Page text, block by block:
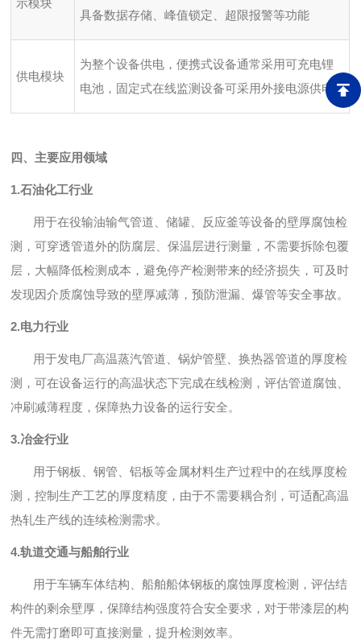
示模块
具备数据存储、峰值锁定、超限报警等功能
供电模块
为整个设备供电，便携式设备通常采用可充电锂
电池，固定式在线监测设备可采用外接电源供电
四、主要应用领域
1.石油化工行业
用于在役输油输气管道、储罐、反应釜等设备的壁厚腐蚀检
测，可穿透管道外的防腐层、保温层进行测量，不需要拆除包覆
层，大幅降低检测成本，避免停产检测带来的经济损失，可及时
发现因介质腐蚀导致的壁厚减薄，预防泄漏、爆管等安全事故。
2.电力行业
用于发电厂高温蒸汽管道、锅炉管壁、换热器管道的厚度检
测，可在设备运行的高温状态下完成在线检测，评估管道腐蚀、
冲刷减薄程度，保障热力设备的运行安全。
3.冶金行业
用于钢板、钢管、铝板等金属材料生产过程中的在线厚度检
测，控制生产工艺的厚度精度，由于不需要耦合剂，可适配高温
热轧生产线的连续检测需求。
4.轨道交通与船舶行业
用于车辆车体结构、船舶船体钢板的腐蚀厚度检测，评估结
构件的剩余壁厚，保障结构强度符合安全要求，对于带漆层的构
件无需打磨即可直接测量，提升检测效率。